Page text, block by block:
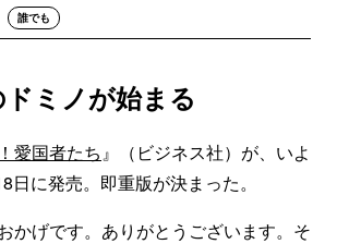
誰でも
ミノが始まる
愛国者たち』（ビジネス社）が、いよ
日に発売。即重版が決まった。
かげです。ありがとうございます。そ